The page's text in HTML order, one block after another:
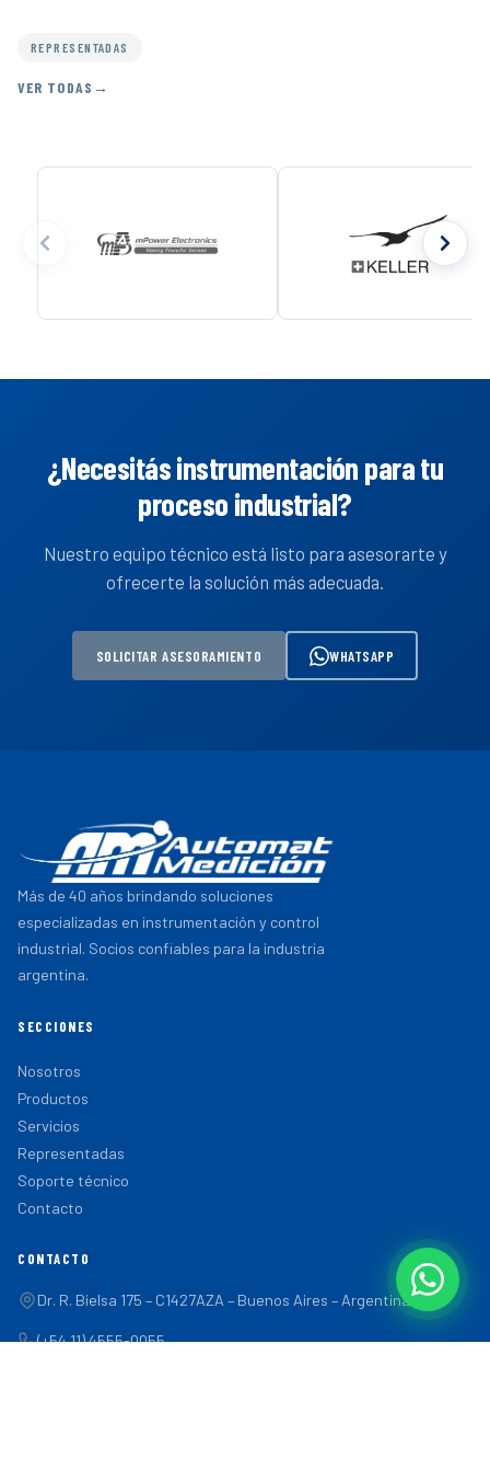
REPRESENTADAS
VER TODAS
¿Necesitás instrumentación para tu
proceso industrial?
Nuestro equipo técnico está listo para asesorarte y
ofrecerte la solución más adecuada.
SOLICITAR ASESORAMIENTO WHATSAPP
Más de 40 años brindando soluciones
especializadas en instrumentación y control
industrial. Socios confiables para la industria
argentina.
SECCIONES
Nosotros
Productos
Servicios
Representadas
Soporte técnico
Contacto
CONTACTO
Dr. R. Bielsa 175 – C1427AZA – Buenos Aires – Argentina
(+54 11) 4555-0055